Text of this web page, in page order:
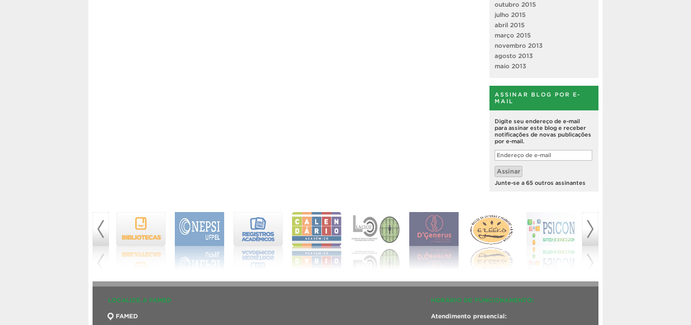
outubro 2015
julho 2015
abril 2015
março 2015
novembro 2013
agosto 2013
maio 2013
ASSINAR BLOG POR E-
MAIL
Digite seu endereço de e-mail
para assinar este blog e receber
notificações de novas publicações
por e-mail.
Endereço
de
e-
mail
Assinar
Junte-se a 65 outros assinantes
LOCALIZE A FAMED
FAMED
HORÁRIO DE FUNCIONAMENTO:
Atendimento presencial: